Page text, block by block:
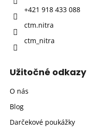
+421 918 433 088
ctm.nitra
ctm_nitra
Užitočné odkazy
O nás
Blog
Darčekové poukážky